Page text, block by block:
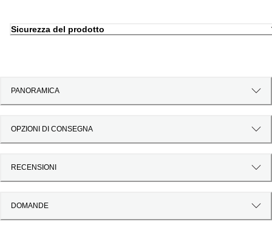
Sicurezza del prodotto
PANORAMICA
OPZIONI DI CONSEGNA
RECENSIONI
DOMANDE